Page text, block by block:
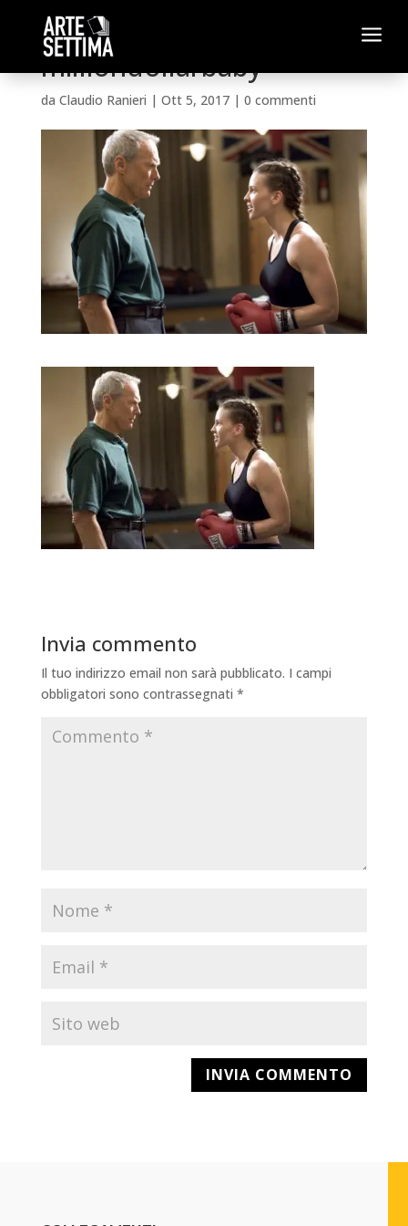
a
milliondollarbaby
da Claudio Ranieri | Ott 5, 2017| 0 commenti
Invia commento
Il tuo indirizzo email non sarà pubblicato. I campi
obbligatori sono contrassegnati *